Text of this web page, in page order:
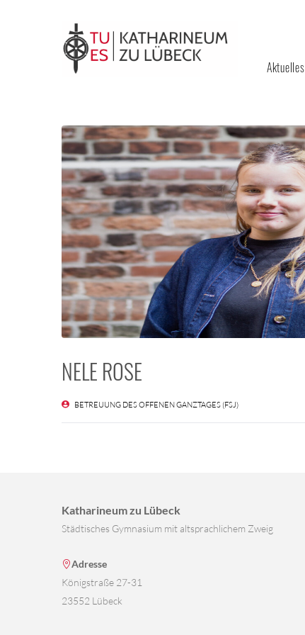
Aktuelles
NELE ROSE
BETREUUNG DES OFFENEN GANZTAGES (FSJ)
Katharineum zu Lübeck
Städtisches Gymnasium mit altsprachlichem Zweig
Adresse
Königstraße 27-31
23552 Lübeck